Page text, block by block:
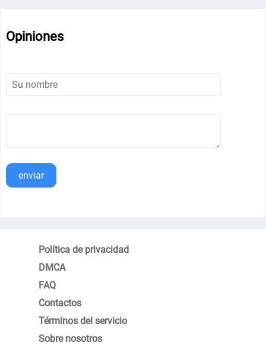
Opiniones
enviar
Política de privacidad
DMCA
FAQ
Contactos
Términos del servicio
Sobre nosotros